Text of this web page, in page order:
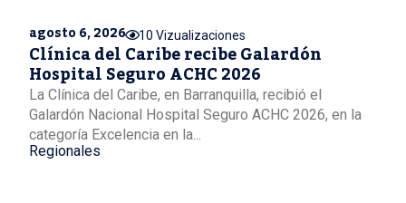
agosto 6, 2026 10 Vizualizaciones
Clínica del Caribe recibe Galardón
Hospital Seguro ACHC 2026
La Clínica del Caribe, en Barranquilla, recibió el
Galardón Nacional Hospital Seguro ACHC 2026, en la
categoría Excelencia en la...
Regionales